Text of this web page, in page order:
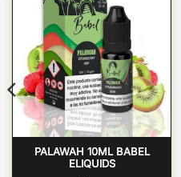
PALAWAH 10ML BABEL
ELIQUIDS